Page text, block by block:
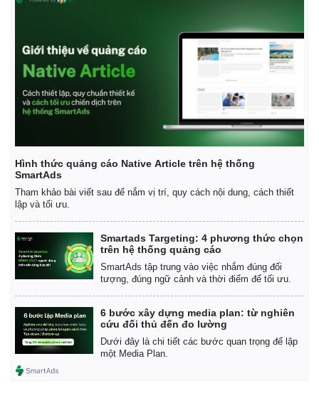
Bất động sản
Khởi nghiệp
Thị trường
Giá vàng
Tiêu dùng
Tỷ giá
Chứng khoán
Giá cà phê
Hình thức quảng cáo Native Article trên hệ thống
SmartAds
Tham khảo bài viết sau để nắm vị trí, quy cách nội dung, cách thiết
lập và tối ưu.
Smartads Targeting: 4 phương thức chọn
trên hệ thống quảng cáo
SmartAds tập trung vào việc nhắm đúng đối
tượng, đúng ngữ cảnh và thời điểm để tối ưu.
6 bước xây dựng media plan: từ nghiên
cứu đối thủ đến đo lường
Dưới đây là chi tiết các bước quan trọng để lập
một Media Plan.